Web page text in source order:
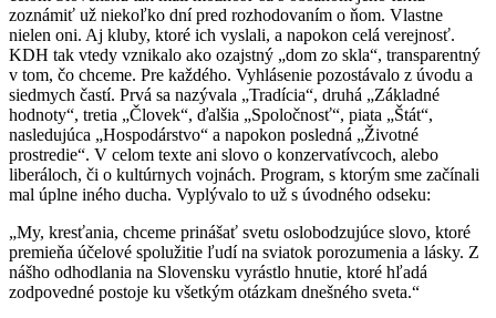
zoznámiť už niekoľko dní pred rozhodovaním o ňom. Vlastne
nielen oni. Aj kluby, ktoré ich vyslali, a napokon celá verejnosť.
KDH tak vtedy vznikalo ako ozajstný „dom zo skla“, transparentný
v tom, čo chceme. Pre každého. Vyhlásenie pozostávalo z úvodu a
siedmych častí. Prvá sa nazývala „Tradícia“, druhá „Základné
hodnoty“, tretia „Človek“, ďalšia „Spoločnosť“, piata „Štát“,
nasledujúca „Hospodárstvo“ a napokon posledná „Životné
prostredie“. V celom texte ani slovo o konzervatívcoch, alebo
liberáloch, či o kultúrnych vojnách. Program, s ktorým sme začínali
mal úplne iného ducha. Vyplývalo to už s úvodného odseku:
„My, kresťania, chceme prinášať svetu oslobodzujúce slovo, ktoré
premieňa účelové spolužitie ľudí na sviatok porozumenia a lásky. Z
nášho odhodlania na Slovensku vyrástlo hnutie, ktoré hľadá
zodpovedné postoje ku všetkým otázkam dnešného sveta.“